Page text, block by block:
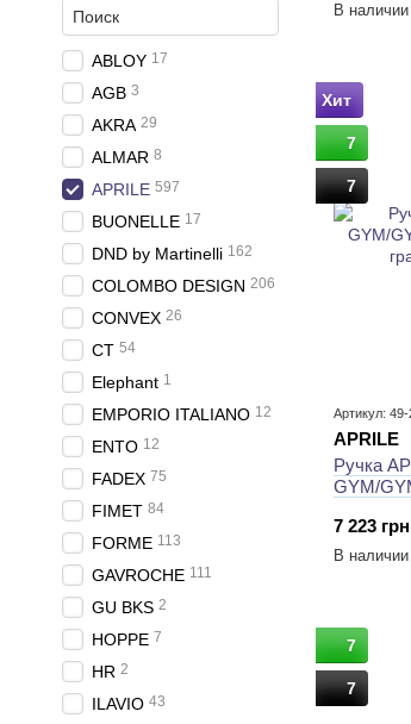
В наличии
Хит
7
7
Артикул:
APRILE
Ручка
GYM/
7 223 грн
В наличии
7
7
ABLOY 17
AGB 3
AKRA 29
ALMAR 8
APRILE 597
BUONELLE 17
DND by Martinelli 162
COLOMBO DESIGN 206
CONVEX 26
CT 54
Elephant 1
EMPORIO ITALIANO 12
ENTO 12
FADEX 75
FIMET 84
FORME 113
GAVROCHE 111
GU BKS 2
HOPPE 7
HR 2
ILAVIO 43